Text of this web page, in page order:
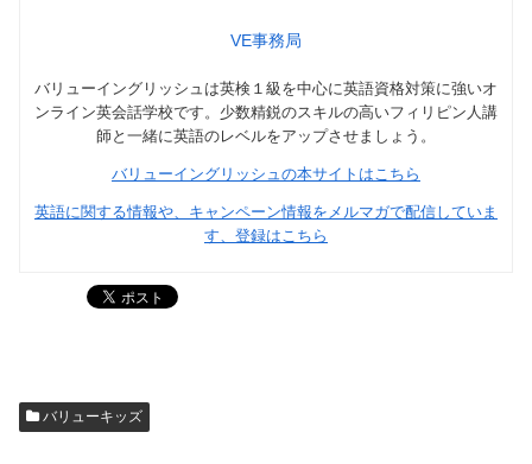
VE事務局
バリューイングリッシュは英検１級を中心に英語資格対策に強いオ
ンライン英会話学校です。少数精鋭のスキルの高いフィリピン人講
師と一緒に英語のレベルをアップさせましょう。
バリューイングリッシュの本サイトはこちら
英語に関する情報や、キャンペーン情報をメルマガで配信していま
す、登録はこちら
バリューキッズ